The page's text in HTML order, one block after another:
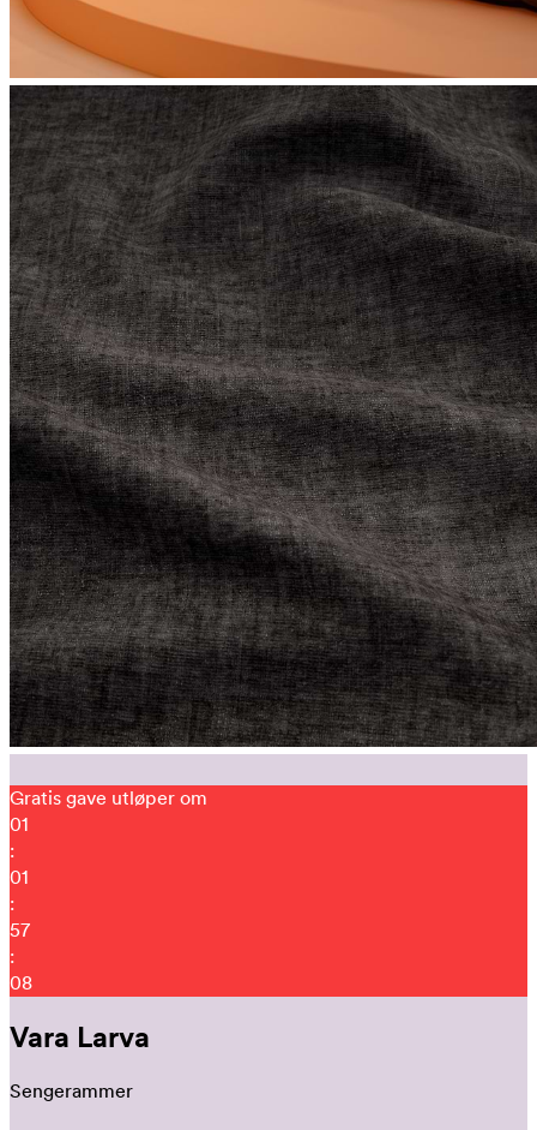
Gratis gave utløper om
01
:
01
:
56
:
57
Vara Larva
Sengerammer